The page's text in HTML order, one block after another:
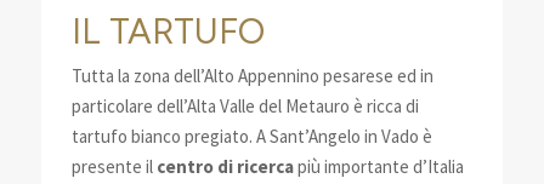
IL TARTUFO
Tutta la zona dell’Alto Appennino pesarese ed in
particolare dell’Alta Valle del Metauro è ricca di
tartufo bianco pregiato. A Sant’Angelo in Vado è
presente il centro di ricercapiù importante d’Italia